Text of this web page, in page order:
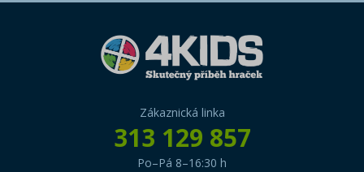
Zákaznická linka
313 129 857
Po–Pá 8–16:30 h